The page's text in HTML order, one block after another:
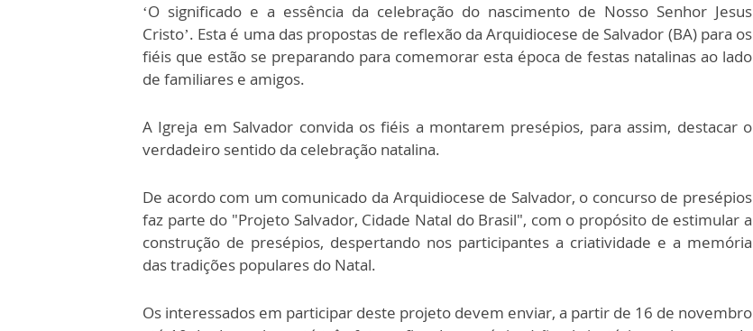
‘O significado e a essência da celebração do nascimento de Nosso Senhor Jesus
Cristo’. Esta é uma das propostas de reflexão da Arquidiocese de Salvador (BA) para os
fiéis que estão se preparando para comemorar esta época de festas natalinas ao lado
de familiares e amigos.
A Igreja em Salvador convida os fiéis a montarem presépios, para assim, destacar o
verdadeiro sentido da celebração natalina.
De acordo com um comunicado da Arquidiocese de Salvador, o concurso de presépios
faz parte do "Projeto Salvador, Cidade Natal do Brasil", com o propósito de estimular a
construção de presépios, despertando nos participantes a criatividade e a memória
das tradições populares do Natal.
Os interessados em participar deste projeto devem enviar, a partir de 16 de novembro